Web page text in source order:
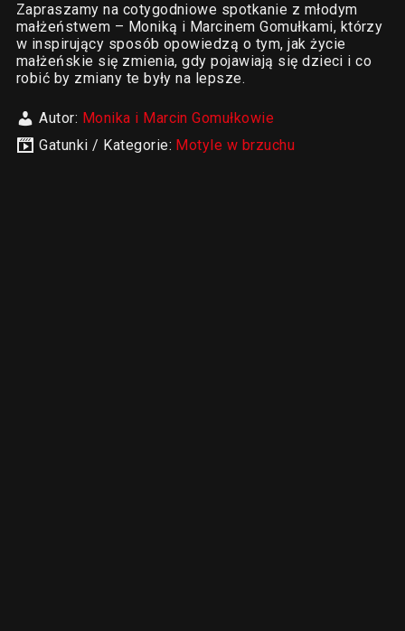
Zapraszamy na cotygodniowe spotkanie z młodym
małżeństwem – Moniką i Marcinem Gomułkami, którzy
w inspirujący sposób opowiedzą o tym, jak życie
małżeńskie się zmienia, gdy pojawiają się dzieci i co
robić by zmiany te były na lepsze.
Autor: Monika i Marcin Gomułkowie
Gatunki / Kategorie: Motyle w brzuchu